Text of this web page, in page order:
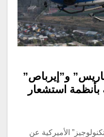
و”إيرباص”
استشعار
الأميركية عن